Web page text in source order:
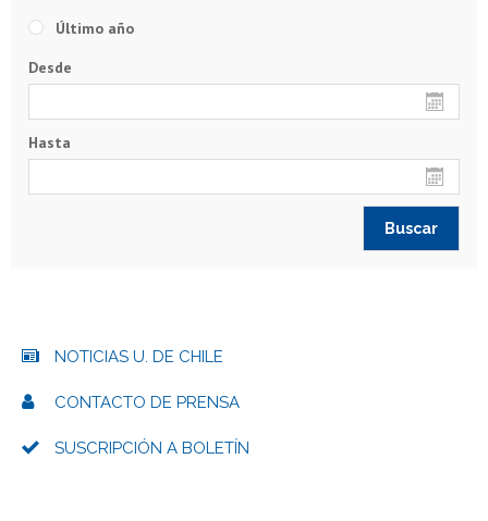
Último año
Desde
Hasta
NOTICIAS U. DE CHILE
CONTACTO DE PRENSA
SUSCRIPCIÓN A BOLETÍN